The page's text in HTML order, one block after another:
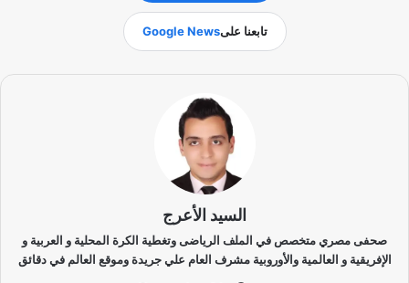
تابعنا علىGoogle News
السيد الأعرج
صحفى مصري متخصص في الملف الرياضى وتغطية الكرة المحلية و العربية و
الإفريقية و العالمية والأوروبية مشرف العام علي جريدة وموقع العالم في دقائق